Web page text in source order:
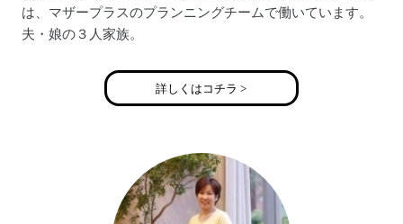
は、マザープラスのプランニングチームで働いています。
夫・娘の３人家族。
詳しくはコチラ >